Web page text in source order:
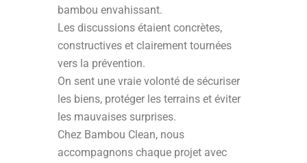
bambou envahissant.
Les discussions étaient concrètes,
constructives et clairement tournées
vers la prévention.
On sent une vraie volonté de sécuriser
les biens, protéger les terrains et éviter
les mauvaises surprises.
Chez Bambou Clean, nous
accompagnons chaque projet avec